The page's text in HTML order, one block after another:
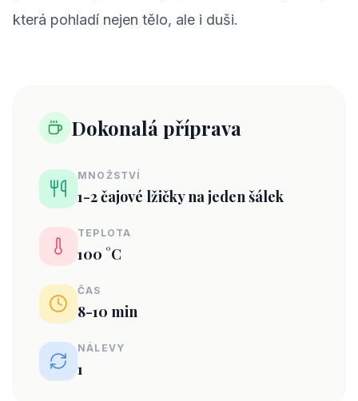
která pohladí nejen tělo, ale i duši.
Dokonalá příprava
MNOŽSTVÍ
1-2 čajové lžičky na jeden šálek
TEPLOTA
100 °C
ČAS
8-10 min
NÁLEVY
1